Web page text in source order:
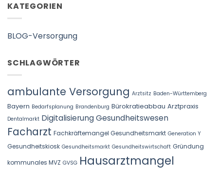
KATEGORIEN
BLOG-Versorgung
SCHLAGWÖRTER
ambulante Versorgung Arztsitz Baden-Württemberg
Bayern Bedarfsplanung Brandenburg Bürokratieabbau Arztpraxis
Dentalmarkt Digitalisierung Gesundheitswesen
Facharzt Fachkräftemangel Gesundheitsmarkt Generation Y
Gesundheitskiosk Gesundheitsmarkt Gesundheitswirtschaft Gründung
kommunales MVZ GVSG Hausarztmangel